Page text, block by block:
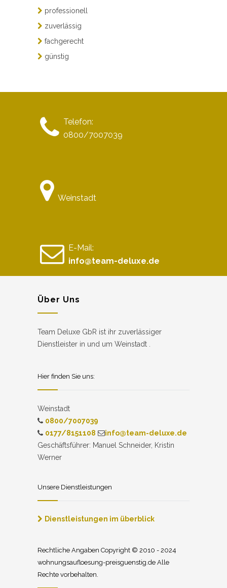
professionell
zuverlässig
fachgerecht
günstig
Telefon:
0800/7007039
Weinstadt
E-Mail:
info@team-deluxe.de
Über Uns
Team Deluxe GbR ist ihr zuverlässiger
Dienstleister in und um Weinstadt .
Hier finden Sie uns:
Weinstadt
0800/7007039
0177/8151108
info@team-deluxe.de
Geschäftsführer: Manuel Schneider, Kristin
Werner
Unsere Dienstleistungen
Dienstleistungen im überblick
Rechtliche Angaben Copyright © 2010 - 2024
wohnungsaufloesung-preisguenstig.de Alle
Rechte vorbehalten.